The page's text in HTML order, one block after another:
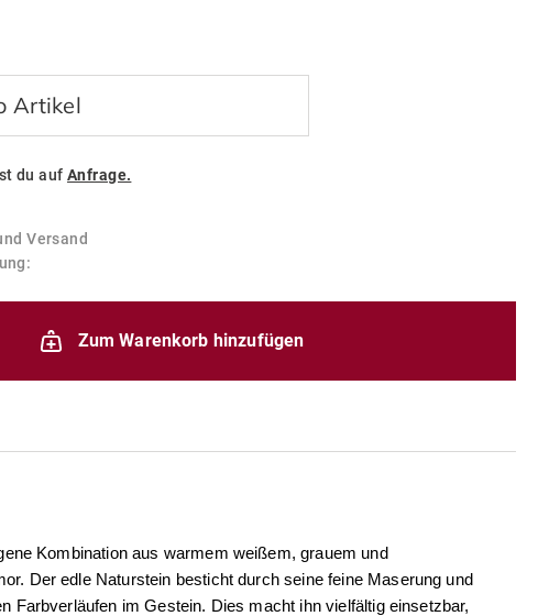
Artikel
du auf Anfrage.
Versand
Zum Warenkorb hinzufügen
Kombination aus warmem weißem, grauem und
Der edle Naturstein besticht durch seine feine Maserung und
Farbverläufen im Gestein. Dies macht ihn vielfältig einsetzbar,